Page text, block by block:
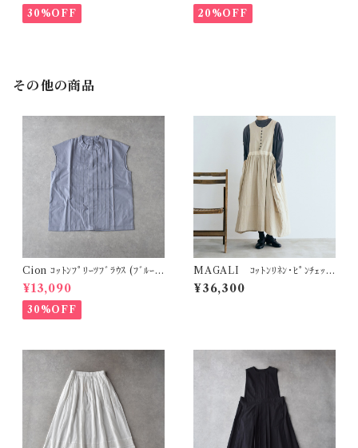
30%OFF 20%OFF
その他の商品
Cion ｺｯﾄﾝﾌﾟﾘｰﾂﾌﾞﾗｳｽ (ﾌﾞﾙｰ
¥13,090
30%OFF
MAGALI ｺｯﾄﾝﾘﾈﾝ･ﾋﾟﾝﾁｪｯ
ｸ･ﾀﾌﾞﾘｴﾜﾝﾋﾟｰｽ (ｻﾝﾄﾞﾍﾞｰｼﾞｭ)
OP205BE
¥36,300